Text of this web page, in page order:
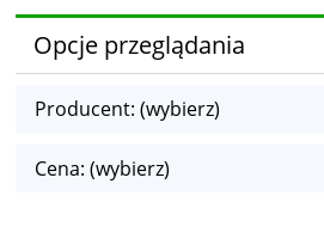
Opcje przeglądania
Producent: (wybierz)
Cena: (wybierz)